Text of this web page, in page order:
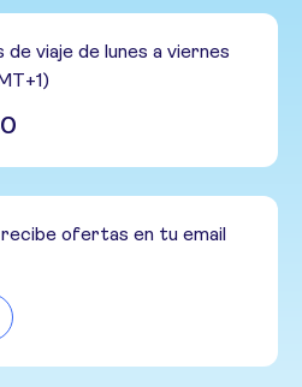
viaje de lunes a viernes
ofertas en tu email